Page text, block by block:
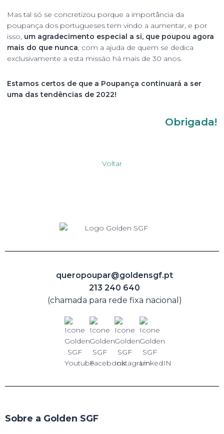
Mas tal só se concretizou porque a importância da
poupança dos portugueses tem vindo a aumentar, e por
isso, um agradecimento especial a si, que poupou agora
mais do que nunca , com a ajuda de quem se dedica
exclusivamente a esta missão há mais de 30 anos.
Estamos certos de que a Poupança continuará a ser
uma das tendências de 2022!
Obrigada!
Voltar
queropoupar@goldensgf.pt
213 240 640
(chamada para rede fixa nacional)
Sobre a Golden SGF